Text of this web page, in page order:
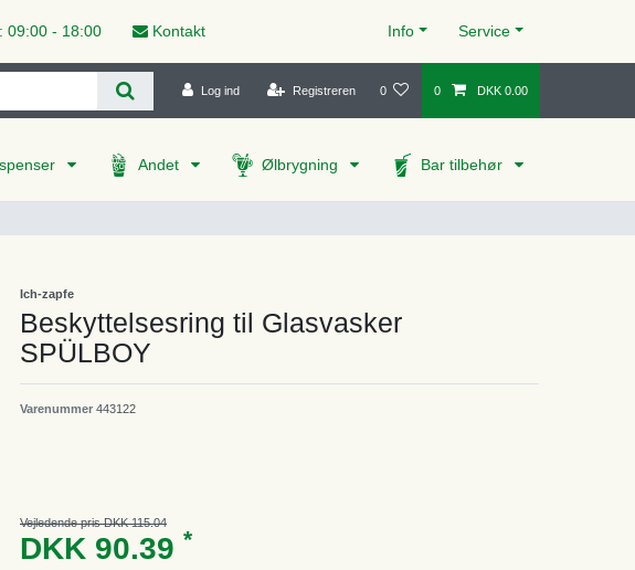
09:00 - 18:00 Kontakt Info Service
Log ind Registreren 0 0 DKK 0.00
Andet Ølbrygning Bar tilbehør
Ich-zapfe
Beskyttelsesring til Glasvasker
SPÜLBOY
Varenummer 443122
Vejledende pris DKK 115.04
DKK 90.39 *